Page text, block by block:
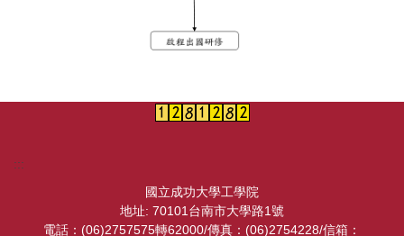
:::
國立成功大學工學院
地址: 70101台南市大學路1號
電話：(06)2757575轉62000/傳真：(06)2754228/信箱：